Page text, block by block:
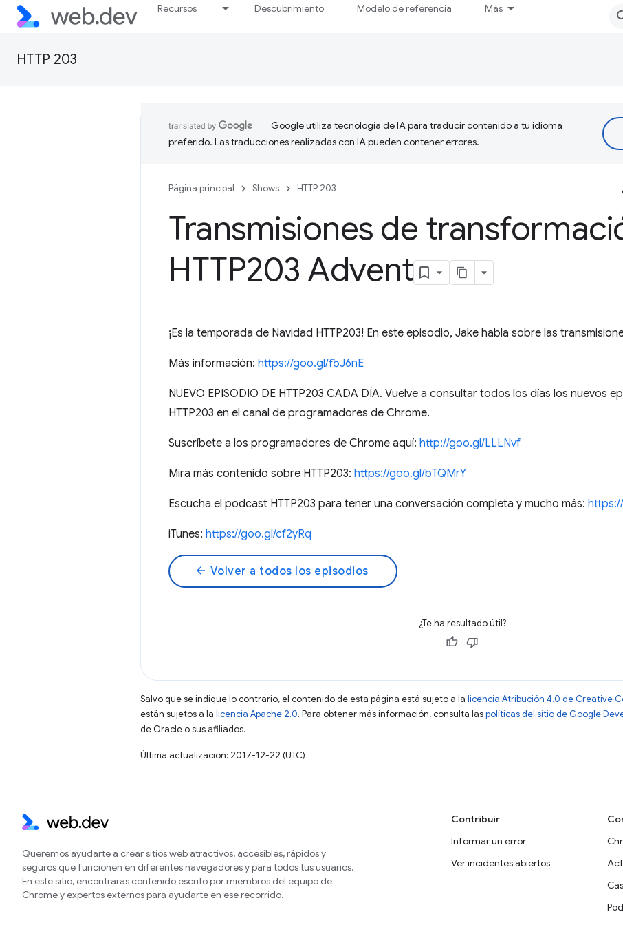
Recursos Descubrimiento Modelo de referencia Más
HTTP 203
Google utiliza tecnología de IA para traducir contenido a tu idioma
preferido. Las traducciones realizadas con IA pueden contener errores.
Página principal Shows HTTP 203
Transmisiones de
HTTP203 Advent
¡Es la temporada de Navidad HTTP203! En este episodio, Jake habla sobre las
Más información: https://goo.gl/fbJ6nE
NUEVO EPISODIO DE HTTP203 CADA DÍA. Vuelve a consultar todos los días los nuevos
HTTP203 en el canal de programadores de Chrome.
Suscríbete a los programadores de Chrome aquí: http://goo.gl/LLLNvf
Mira más contenido sobre HTTP203: https://goo.gl/bTQMrY
Escucha el podcast HTTP203 para tener una conversación completa y mucho más:
iTunes: https://goo.gl/cf2yRq
arrow_back Volver a todos los episodios
¿Te ha resultado útil?
Salvo que se indique lo contrario, el contenido de esta página está sujeto a la licencia Atribución 4.0 de Creative
están sujetos a la licencia Apache 2.0. Para obtener más información, consulta laspolíticas del sitio de Google
de Oracle o sus afiliados.
Última actualización: 2017-12-22 (UTC)
Queremos ayudarte a crear sitios web atractivos, accesibles, rápidos y
seguros que funcionen en diferentes navegadores y para todos tus usuarios.
En este sitio, encontrarás contenido escrito por miembros del equipo de
Chrome y expertos externos para ayudarte en ese recorrido.
Contribuir
Informar un error
Ver incidentes abiertos